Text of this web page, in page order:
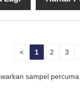
< 1 2 3
sampel